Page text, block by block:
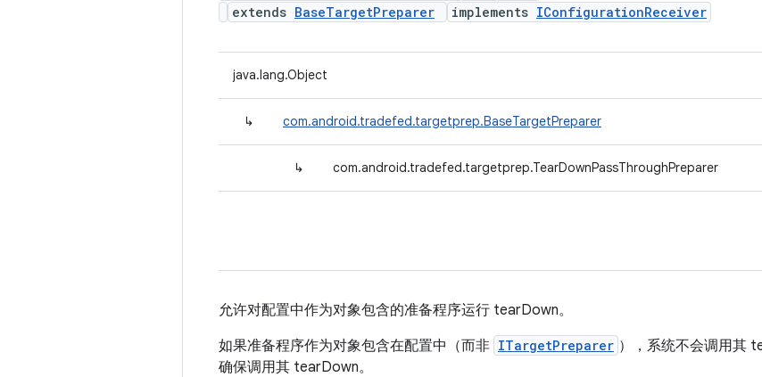
extends BaseTargetPreparer implements IConfigurationReceiver
java.lang.Object
↳ com.android.tradefed.targetprep.BaseTargetPreparer
↳ com.android.tradefed.targetprep.TearDownPassThroughPreparer
允许对配置中作为对象包含的准备程序运行 tearDown。
如果准备程序作为对象包含在配置中（而非 ITargetPreparer ），系统不会调用其
确保调用其 tearDown。